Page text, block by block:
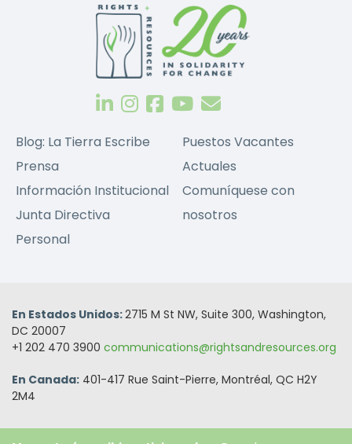
Blog: La Tierra Escribe
Prensa
Información Institucional
Junta Directiva
Personal
Puestos Vacantes
Actuales
Comuníquese con
nosotros
En Estados Unidos:2715 M St NW, Suite 300, Washington,
DC 20007
+1 202 470 3900 communications@rightsandresources.org
En Canada: 401-417 Rue Saint-Pierre, Montréal, QC H2Y
2M4